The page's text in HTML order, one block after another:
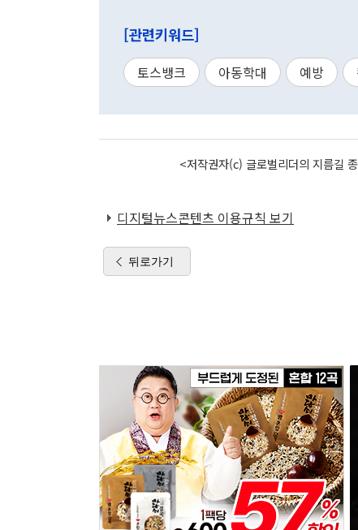
[관련키워드]
토스뱅크 아동학대 예방
<저작권자(c) 글로벌리더의 지름길
디지털뉴스콘텐츠 이용규칙 보기
뒤로가기